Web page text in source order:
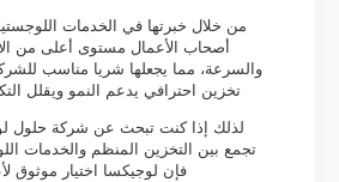
من خلال خبرتها في الخدمات
أصحاب الأعمال مستوى أعلى من
والسرعة، مما يجعلها شريا مناسب
تخزين احترافي يدعم النمو ويقلل
لذلك إذا كنت تبحث عن شركة حلول
تجمع بين التخزين المنظم والخدمات
فإن لوجيكسا اختيار موثوق